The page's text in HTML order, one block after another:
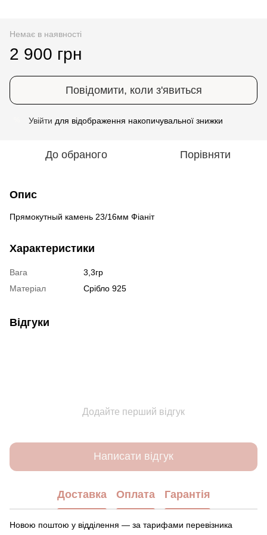
Немає в наявності
2 900 грн
Повідомити, коли з'явиться
Увійти для відображення накопичувальної знижки
До обраного Порівняти
Опис
Прямокутный камень 23/16мм Фіаніт
Характеристики
Вага
3,3гр
Матеріал
Срібло 925
Відгуки
Додайте перший відгук
Написати відгук
Доставка Оплата Гарантія
Новою поштою у відділення — за тарифами перевізника